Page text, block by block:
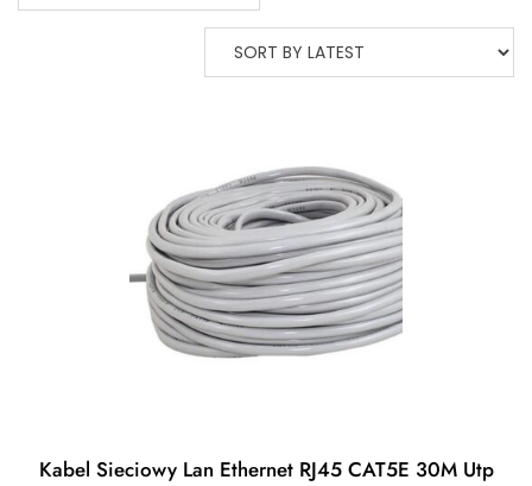
Kabel Sieciowy Lan Ethernet RJ45 CAT5E 30M Utp